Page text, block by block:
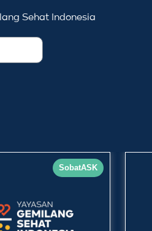
Sehat Indonesia
SobatASK